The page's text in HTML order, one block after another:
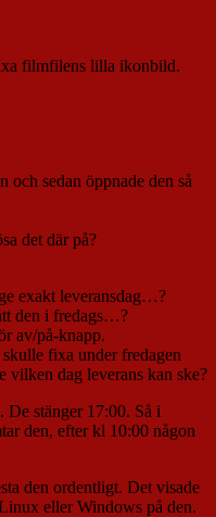
filmfilens lilla ikonbild.
och sedan öppnade den så
det där på?
exakt leveransdag…?
den i fredags…?
av/på-knapp.
fixa under fredagen
vilken dag leverans kan ske?
De stänger 17:00. Så i
den, efter kl 10:00 någon
den ordentligt. Det visade
eller Windows på den.